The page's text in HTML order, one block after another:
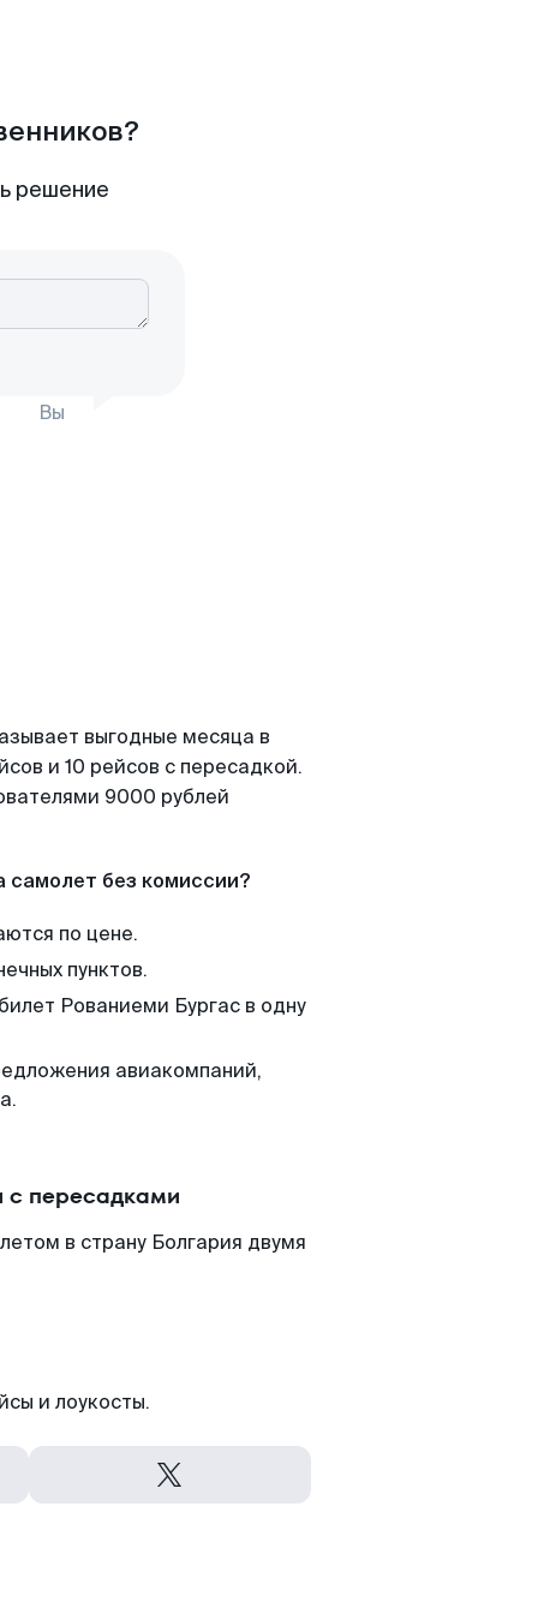
решение
Вы
выгодные месяца в
и 10 рейсов с пересадкой.
9000 рублей
самолет без комиссии?
по цене.
пунктов.
Рованиеми Бургас в одну
авиакомпаний,
с пересадками
в страну Болгария двумя
и лоукосты.